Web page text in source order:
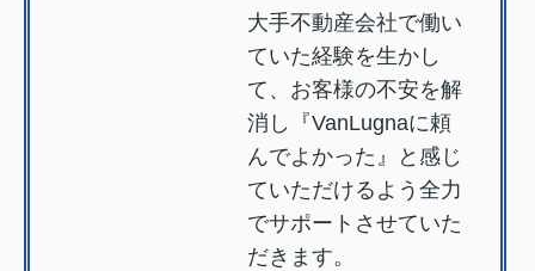
大手不動産会社で働い
ていた経験を生かし
て、お客様の不安を解
消し『VanLugnaに頼
んでよかった』と感じ
ていただけるよう全力
でサポートさせていた
だきます。